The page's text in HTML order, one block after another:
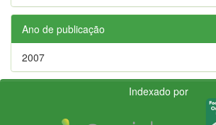
Ano de publicação
2007
Indexado por